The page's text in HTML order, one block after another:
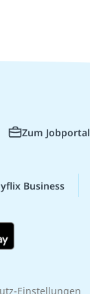
Zum Jobportal
Business
Einstellungen